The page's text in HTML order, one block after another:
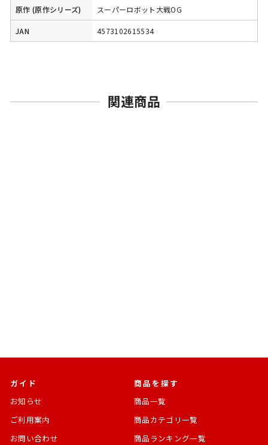
原作 (原作シリーズ) スーパーロボット大戦OG
JAN 4573102615534
関連商品
ガイド
お知らせ
ご利用案内
お問い合わせ
商品を探す
商品一覧
商品カテゴリ一覧
商品ランキング一覧